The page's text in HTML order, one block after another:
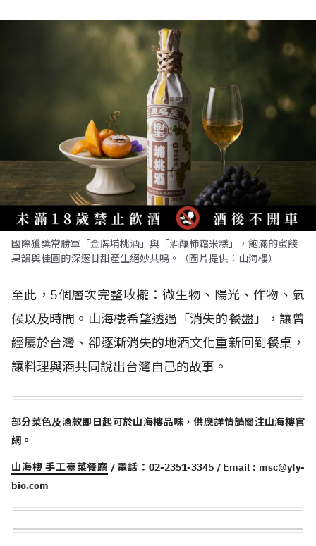
國際獲獎常勝軍「金牌埔桃酒」與「酒釀柿霜米糕」，飽滿的蜜餞
果韻與桂圓的深邃甘甜產生絕妙共鳴。（圖片提供：山海樓）
至此，5個層次完整收攏：微生物、陽光、作物、氣
候以及時間。山海樓希望透過「消失的餐盤」，讓曾
經屬於台灣、卻逐漸消失的地酒文化重新回到餐桌，
讓料理與酒共同說出台灣自己的故事。
部分菜色及酒款即日起可於山海樓品味，供應詳情請關注山海樓官
網。
山海樓 手工臺菜餐廳 / 電話：02-2351-3345 / Email : msc@yfy-
bio.com